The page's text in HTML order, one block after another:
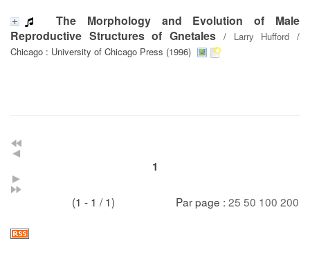
The Morphology and Evolution of Male
Reproductive Structures of Gnetales / Larry Hufford /
Chicago : University of Chicago Press (1996)
1
(1 - 1 / 1) Par page : 25 50 100 200